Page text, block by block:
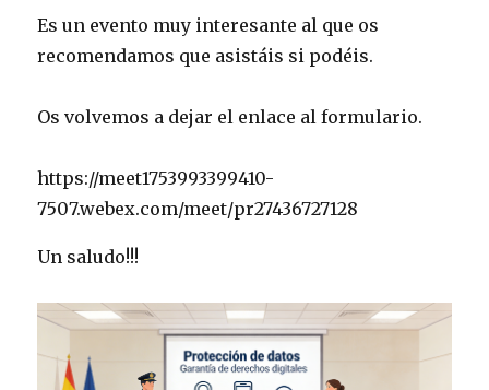
Es un evento muy interesante al que os
recomendamos que asistáis si podéis.
Os volvemos a dejar el enlace al formulario.
https://meet1753993399410-
7507.webex.com/meet/pr27436727128
Un saludo!!!